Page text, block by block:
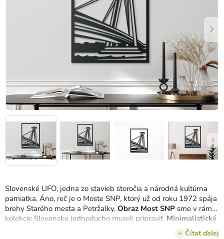
Slovenské UFO, jedna zo stavieb storočia a národná kultúrna
pamiatka. Áno, reč je o Moste SNP, ktorý už od roku 1972 spája
brehy Starého mesta a Petržalky. Obraz Most SNP sme v rámci
kolekcie Slovensko jednoducho museli pripraviť. Minimalistický
Nábrežia
Čítať ďalej